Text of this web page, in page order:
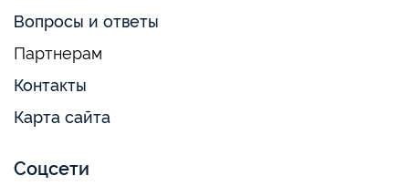
Вопросы и ответы
Партнерам
Контакты
Карта сайта
Соцсети